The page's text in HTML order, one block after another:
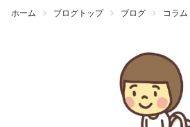
ホーム ブログトップ ブログ コラム